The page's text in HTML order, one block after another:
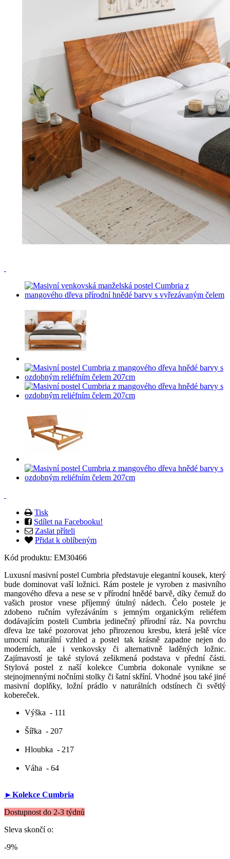
Tisk
Sdílet na Facebooku!
Zaslat příteli
Přidat k oblíbeným
Kód produktu: EM30466
Luxusní masivní postel Cumbria představuje elegantní kousek, který
bude dominovat vaší ložnici. Rám postele je vyroben z masivního
mangového dřeva a nese se v přírodní hnědé barvě, díky čemuž do
vašich prostor vnese příjemný útulný nádech. Čelo postele je
zdobeno ručním vyřezáváním s jemným organickým reliéfem
dodávajícím posteli Cumbria jedinečný přírodní ráz. Na povrchu
dřeva lze také pozorovat jeho přirozenou kresbu, která ještě více
umocní naturální vzhled a postel tak krásně zapadne nejen do
moderních, ale i venkovsky či alternativně laděných ložnic.
Zajímavostí je také stylová zešikmená podstava v přední části.
Stylová postel z naší kolekce Cumbria dokonale vynikne se
stejnojmennými nočními stolky či šatní skříní. Vhodné jsou také jiné
masivní doplňky, ložní prádlo v naturálních odstínech či světlý
kobereček.
Výška - 111
Šířka - 207
Hloubka - 217
Váha - 64
►Kolekce Cumbria
Dostupnost do 2-3 týdnů
Sleva skončí o:
-9%